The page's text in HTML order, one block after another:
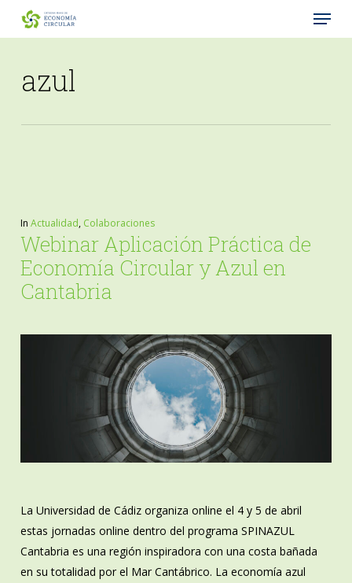
Menu
azul
In Actualidad, Colaboraciones
Webinar Aplicación Práctica de
Economía Circular y Azul en
Cantabria
La Universidad de Cádiz organiza online el 4 y 5 de abril
estas jornadas online dentro del programa SPINAZUL
Cantabria es una región inspiradora con una costa bañada
en su totalidad por el Mar Cantábrico. La economía azul